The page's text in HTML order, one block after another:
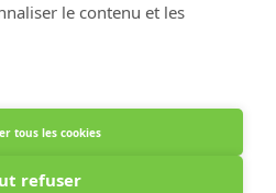
le contenu et les
tous les cookies
refuser
avec Shopware